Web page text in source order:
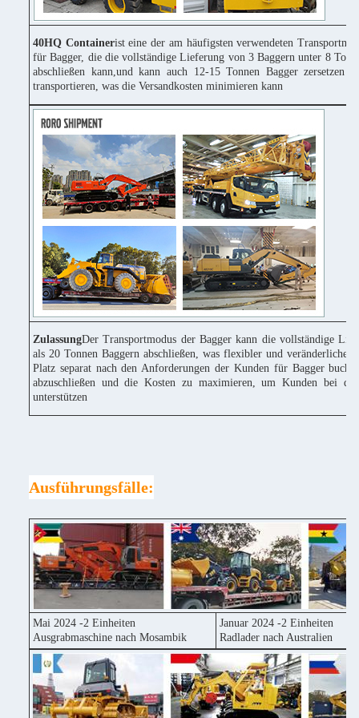
40HQ Containerist eine der am häufigsten verwendeten
für Bagger, die die vollständige Lieferung von 3 Baggern unter 8
abschließen kann,und kann auch 12-15 Tonnen Bagger zersetzen
transportieren, was die Versandkosten minimieren kann
ZulassungDer Transportmodus der Bagger kann die vollständige
als 20 Tonnen Baggern abschließen, was flexibler und veränderlicher
Platz separat nach den Anforderungen der Kunden für Bagger
abzuschließen und die Kosten zu maximieren, um Kunden bei
unterstützen
Ausführungsfälle:
Mai 2024 -2 Einheiten
Ausgrabmaschine nach Mosambik
Januar 2024 -2 Einheiten
Radlader nach Australien